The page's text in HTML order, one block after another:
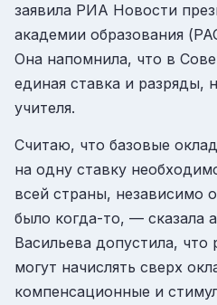
заявила РИА Новости
академии образования
Она напомнила, что в
единая ставка и разряды,
учителя.
Считаю, что базовые
на одну ставку
всей страны, независимо
было когда-то, — сказала
Васильева допустила, что
могут начислять сверх
компенсационные и